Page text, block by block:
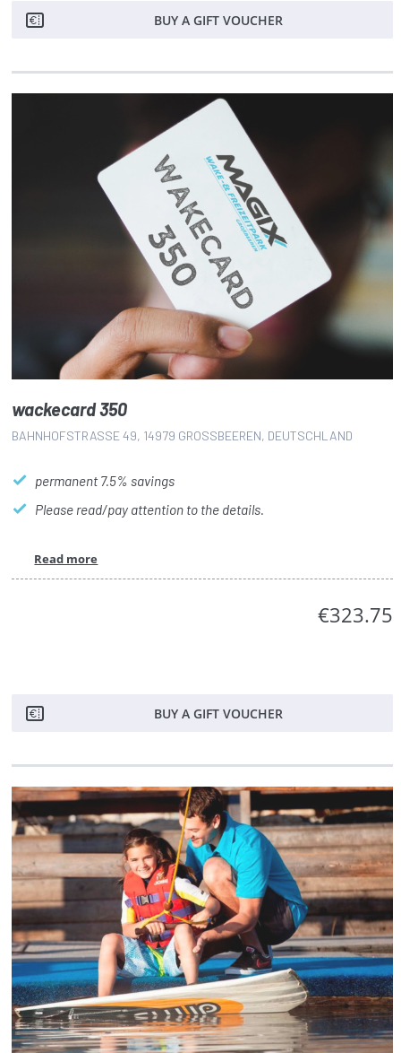
BUY A GIFT VOUCHER
wackecard 350
BAHNHOFSTRASSE 49, 14979 GROSSBEEREN, DEUTSCHLAND
permanent 7.5% savings
Please read/pay attention to the details.
Read more
€323.75
BUY A GIFT VOUCHER